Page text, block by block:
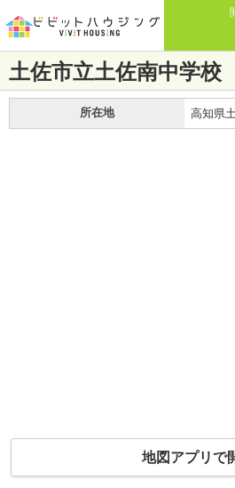
土佐市立土佐南中学校
所在地 高知県
地図アプリで